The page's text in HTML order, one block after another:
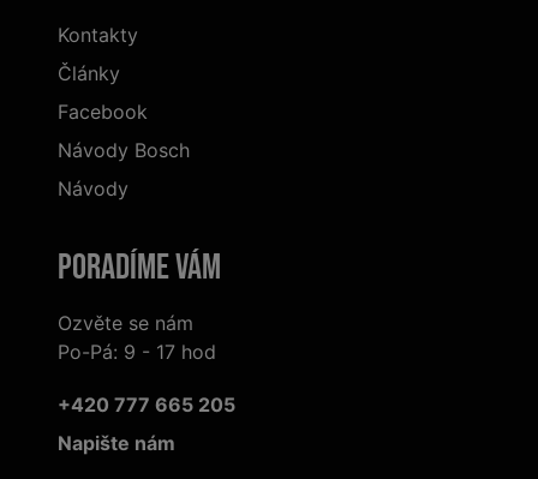
Kontakty
Články
Facebook
Návody Bosch
Návody
Poradíme Vám
Ozvěte se nám
Po-Pá: 9 - 17 hod
+420 777 665 205
Napište nám